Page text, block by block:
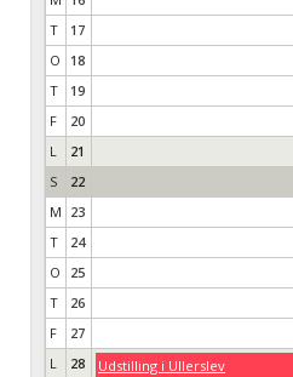
T
17
O
18
T
19
F
20
L
21
S
22
M 23
T
24
O
25
T
26
F
27
L
28
Udstilling i Ullerslev